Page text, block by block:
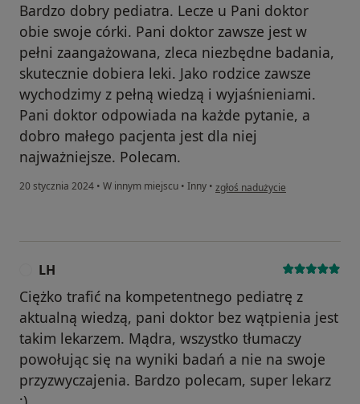
Bardzo dobry pediatra. Lecze u Pani doktor
obie swoje córki. Pani doktor zawsze jest w
pełni zaangażowana, zleca niezbędne badania,
skutecznie dobiera leki. Jako rodzice zawsze
wychodzimy z pełną wiedzą i wyjaśnieniami.
Pani doktor odpowiada na każde pytanie, a
dobro małego pacjenta jest dla niej
najważniejsze. Polecam.
20 stycznia 2024 • W innym miejscu • Inny • w opinii użytkownika Marta B
zgłoś nadużycie
LH
Ciężko trafić na kompetentnego pediatrę z
aktualną wiedzą, pani doktor bez wątpienia jest
takim lekarzem. Mądra, wszystko tłumaczy
powołując się na wyniki badań a nie na swoje
przyzwyczajenia. Bardzo polecam, super lekarz